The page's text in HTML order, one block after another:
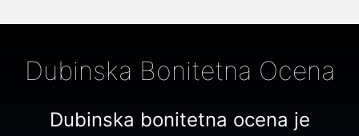
Dubinska Bonitetna Ocena
Dubinska bonitetna ocena je